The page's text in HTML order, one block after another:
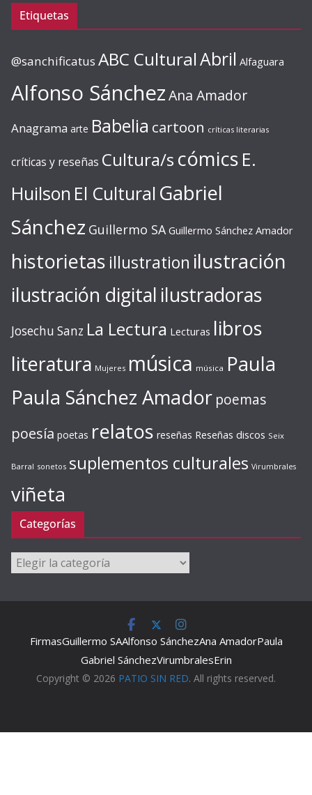
Etiquetas
@sanchificatus ABC CulturalAbril Alfaguara
Alfonso SánchezAna Amador
Anagrama arte Babelia cartoon críticas literarias
críticas y reseñas Cultura/s cómics E.
Huilson El Cultural Gabriel
Sánchez Guillermo SA Guillermo Sánchez Amador
historietas illustration ilustración
ilustración digital ilustradoras
Josechu Sanz La Lectura Lecturas libros
literatura Mujeres música música Paula
Paula Sánchez Amador poemas
poesía poetas relatos reseñas Reseñas discos Seix
Barral sonetos suplementos culturales Virumbrales
viñeta
Categorías
Categorías
FirmasGuillermo SAAlfonso SánchezAna AmadorPaula
Gabriel SánchezVirumbralesErin
Copyright © 2026 PATIO SIN RED. All rights reserved.